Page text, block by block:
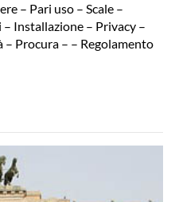
– Pari uso – Scale –
Installazione – Privacy –
Procura – – Regolamento